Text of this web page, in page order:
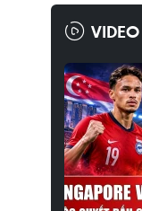
VIDEO